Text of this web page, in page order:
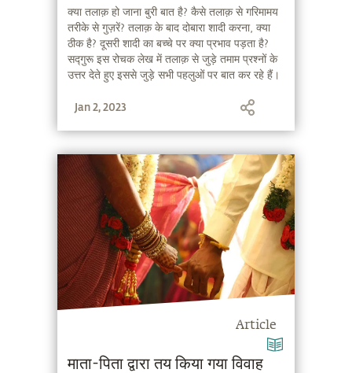
क्या तलाक़ हो जाना बुरी बात है? कैसे तलाक़ से गरिमामय
तरीके से गुज़रें? तलाक़ के बाद दोबारा शादी करना, क्या
ठीक है? दूसरी शादी का बच्चे पर क्या प्रभाव पड़ता है?
सद्गुरू इस रोचक लेख में तलाक़ से जुड़े तमाम प्रश्नों के
उत्तर देते हुए इससे जुड़े सभी पहलुओं पर बात कर रहे हैं।
Jan 2, 2023
Article
माता-पिता द्वारा तय किया गया विवाह